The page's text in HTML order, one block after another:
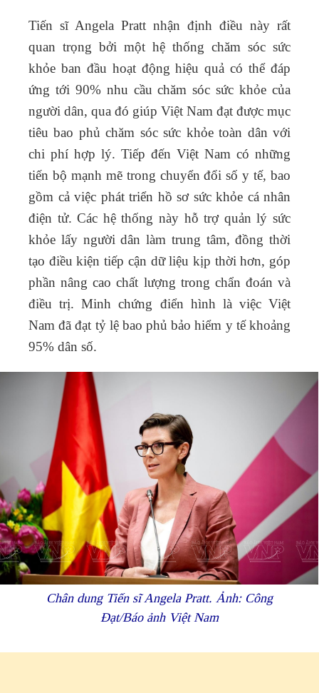
Tiến sĩ Angela Pratt nhận định điều này rất
quan trọng bởi một hệ thống chăm sóc sức
khỏe ban đầu hoạt động hiệu quả có thể đáp
ứng tới 90% nhu cầu chăm sóc sức khỏe của
người dân, qua đó giúp Việt Nam đạt được mục
tiêu bao phủ chăm sóc sức khỏe toàn dân với
chi phí hợp lý. Tiếp đến Việt Nam có những
tiến bộ mạnh mẽ trong chuyển đổi số y tế, bao
gồm cả việc phát triển hồ sơ sức khỏe cá nhân
điện tử. Các hệ thống này hỗ trợ quản lý sức
khỏe lấy người dân làm trung tâm, đồng thời
tạo điều kiện tiếp cận dữ liệu kịp thời hơn, góp
phần nâng cao chất lượng trong chẩn đoán và
điều trị. Minh chứng điển hình là việc Việt
Nam đã đạt tỷ lệ bao phủ bảo hiểm y tế khoảng
95% dân số.
Chân dung Tiến sĩ Angela Pratt. Ảnh: Công
Đạt/Báo ảnh Việt Nam